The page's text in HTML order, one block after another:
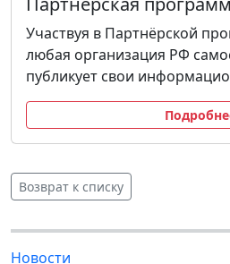
Участвуя в Партнёрской
любая организация РФ
публикует свои
Возврат к списку
Новости